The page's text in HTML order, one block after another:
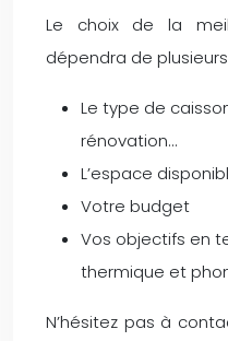
Le choix de la
dépendra de
Le type de
rénovation…
L’espace
Votre budget
Vos objectifs en
thermique et
N’hésitez pas à